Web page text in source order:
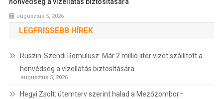
augusztus 5, 2026
LEGFRISSEBB HÍREK
Ruszin-Szendi Romulusz: Már 2 millió liter vizet szállított a
honvédség a vízellátás biztosítására
augusztus 5, 2026
Hegyi Zsolt: ütemterv szerint halad a Mezőzombor–